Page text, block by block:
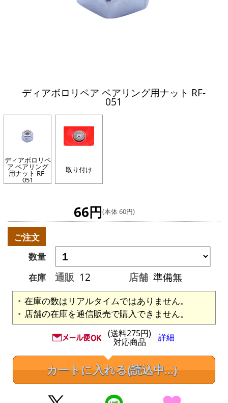
ディアボロリペア ベアリング用ナット RF-
051
ディアボロリペ
ア ベアリング
用ナット RF-
051
取り付け
66円(本体 60円)
ご注文
数量
在庫
通販 12 店舗 準備無
在庫の数はリアルタイムではありません。
店舗の在庫を通信販売で購入できません。
(送料275円)
対応商品 詳細
カートに入れる(読込中...)